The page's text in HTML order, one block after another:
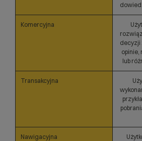
Komercyjna
decyzji
opinie,
lub
Transakcyjna
Nawigacyjna